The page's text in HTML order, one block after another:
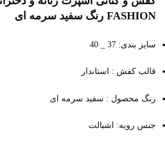
FASHION رنگ سفید سرمه ای
سایز بندی: 37 _ 40
قالب کفش : استاندار
رنگ محصول : سفید سرمه ای
جنس رویه: اشبالت